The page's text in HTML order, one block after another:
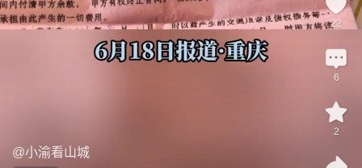
@小渝看山城
22
6
2